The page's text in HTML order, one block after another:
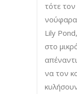
τότε
Lily
στο
να τον